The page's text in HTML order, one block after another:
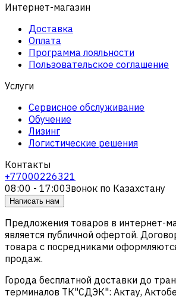
Интернет-магазин
Доставка
Оплата
Программа лояльности
Пользовательское соглашение
Услуги
Сервисное обслуживание
Обучение
Лизинг
Логистические решения
Контакты
+77000226321
08:00 - 17:00Звонок по Казахстану
Написать нам
Предложения товаров в интернет-
является публичной офертой.
товара с посредниками
продаж.
Города бесплатной доставки до
терминалов ТК"СДЭК": Актау,